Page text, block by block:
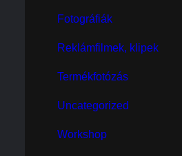
Fotográfiák
Reklámfilmek, klipek
Termékfotózás
Uncategorized
Workshop